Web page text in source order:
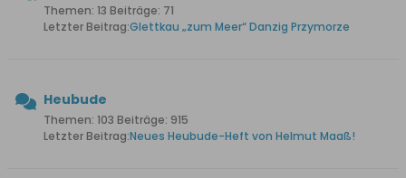
Themen: 13 Beiträge: 71
Letzter Beitrag:Glettkau „zum Meer“ Danzig Przymorze
Heubude
Themen: 103 Beiträge: 915
Letzter Beitrag:Neues Heubude-Heft von Helmut Maaß!